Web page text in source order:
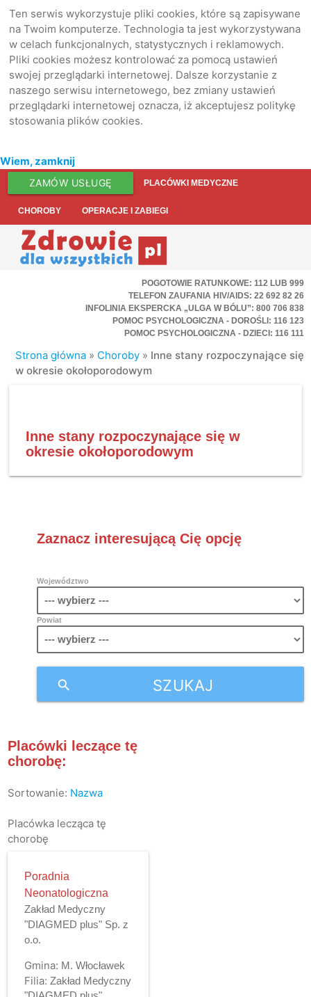
Ten serwis wykorzystuje pliki cookies, które są zapisywane
na Twoim komputerze. Technologia ta jest wykorzystywana
w celach funkcjonalnych, statystycznych i reklamowych.
Pliki cookies możesz kontrolować za pomocą ustawień
swojej przeglądarki internetowej. Dalsze korzystanie z
naszego serwisu internetowego, bez zmiany ustawień
przeglądarki internetowej oznacza, iż akceptujesz politykę
stosowania plików cookies.
Wiem, zamknij
ZAMÓW USŁUGĘ PLACÓWKI MEDYCZNE
CHOROBY OPERACJE I ZABIEGI
POGOTOWIE RATUNKOWE: 112 LUB 999
TELEFON ZAUFANIA HIV/AIDS: 22 692 82 26
INFOLINIA EKSPERCKA „ULGA W BÓLU”: 800 706 838
POMOC PSYCHOLOGICZNA - DOROŚLI: 116 123
POMOC PSYCHOLOGICZNA - DZIECI: 116 111
Strona główna » Choroby » Inne stany rozpoczynające się
w okresie okołoporodowym
Inne stany rozpoczynające się w
okresie okołoporodowym
Zaznacz interesującą Cię opcję
Województwo
Powiat
SZUKAJ
search
Placówki leczące tę
chorobę:
Sortowanie: Nazwa
Placówka lecząca tę
chorobę
Poradnia
Neonatologiczna
Zakład Medyczny
"DIAGMED plus" Sp. z
o.o.
Gmina: M. Włocławek
Filia: Zakład Medyczny